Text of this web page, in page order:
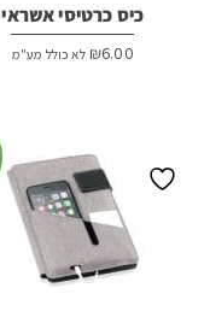
כיס כרטיסי אשראי
₪6.00 לא כולל מע"מ